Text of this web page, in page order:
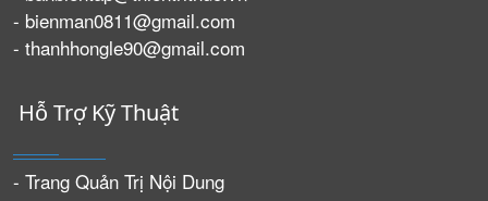
- bienman0811@gmail.com
- thanhhongle90@gmail.com
Hỗ Trợ Kỹ Thuật
- Trang Quản Trị Nội Dung